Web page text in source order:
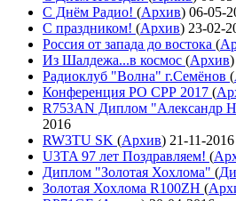
С Днём Радио! (Архив) 06-05-
С праздником! (Архив) 23-02-
Россия от запада до востока (
Из Шалдежа...в космос (Архив)
Радиоклуб "Волна" г.Семёнов (
Конференция РО СРР 2017 (
R753AN Диплом "Александр
2016
RW3TU SK (Архив) 21-11-2016
U3TA 97 лет Поздравляем! (
Диплом "Золотая Хохлома" (
Золотая Хохлома R100ZH (